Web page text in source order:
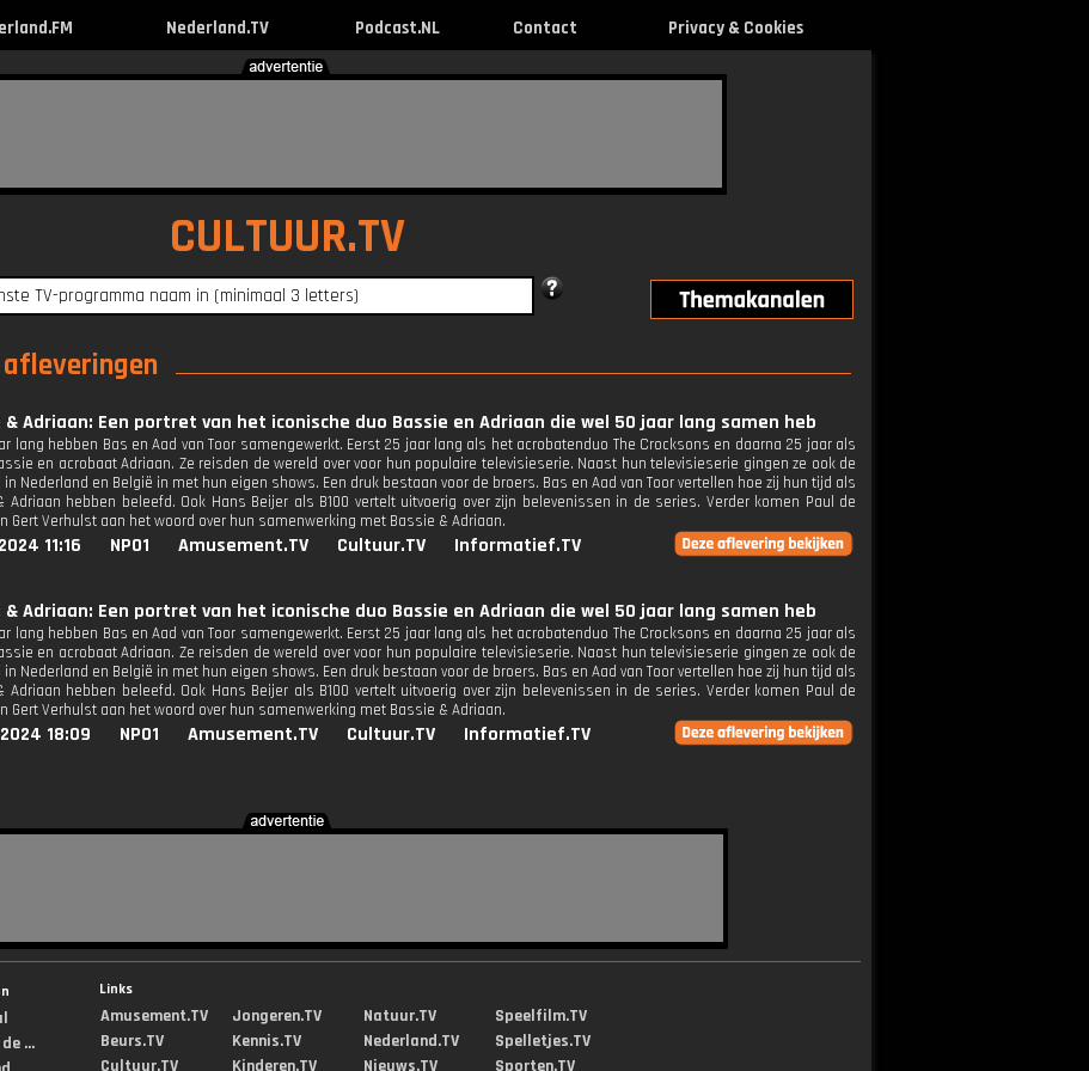
Nederland.TV Podcast.NL Contact Privacy & Cookies
CULTUUR.TV
& Adriaan: Een portret van het iconische duo Bassie en Adriaan die wel 50 jaar lang samen heb
lang hebben Bas en Aad van Toor samengewerkt. Eerst 25 jaar lang als het acrobatenduo The Crocksons en daarna 25 jaar als
en acrobaat Adriaan. Ze reisden de wereld over voor hun populaire televisieserie. Naast hun televisieserie gingen ze ook de
Nederland en België in met hun eigen shows. Een druk bestaan voor de broers. Bas en Aad van Toor vertellen hoe zij hun tijd als
Adriaan hebben beleefd. Ook Hans Beijer als B100 vertelt uitvoerig over zijn belevenissen in de series. Verder komen Paul de
Gert Verhulst aan het woord over hun samenwerking met Bassie & Adriaan.
11:16 NPO1 Amusement.TV Cultuur.TV Informatief.TV
& Adriaan: Een portret van het iconische duo Bassie en Adriaan die wel 50 jaar lang samen heb
lang hebben Bas en Aad van Toor samengewerkt. Eerst 25 jaar lang als het acrobatenduo The Crocksons en daarna 25 jaar als
en acrobaat Adriaan. Ze reisden de wereld over voor hun populaire televisieserie. Naast hun televisieserie gingen ze ook de
Nederland en België in met hun eigen shows. Een druk bestaan voor de broers. Bas en Aad van Toor vertellen hoe zij hun tijd als
Adriaan hebben beleefd. Ook Hans Beijer als B100 vertelt uitvoerig over zijn belevenissen in de series. Verder komen Paul de
Gert Verhulst aan het woord over hun samenwerking met Bassie & Adriaan.
18:09 NPO1 Amusement.TV Cultuur.TV Informatief.TV
...
Links
Amusement.TV
Beurs.TV
Cultuur.TV
Jongeren.TV
Kennis.TV
Kinderen.TV
Natuur.TV
Nederland.TV
Nieuws.TV
Speelfilm.TV
Spelletjes.TV
Sporten.TV